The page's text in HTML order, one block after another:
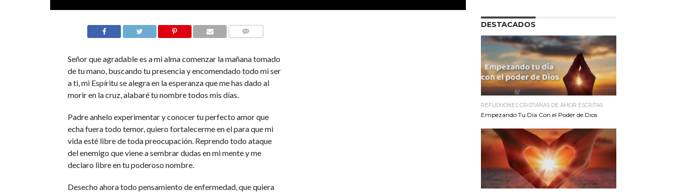
Señor que agradable es a mi alma comenzar la mañana tomado
de tu mano, buscando tu presencia y encomendado todo mi ser
a ti, mi Espíritu se alegra en la esperanza que me has dado al
morir en la cruz, alabaré tu nombre todos mis días.
Padre anhelo experimentar y conocer tu perfecto amor que
echa fuera todo temor, quiero fortalecerme en el para que mi
vida esté libre de toda preocupación. Reprendo todo ataque
del enemigo que viene a sembrar dudas en mi mente y me
declaro libre en tu poderoso nombre.
Desecho ahora todo pensamiento de enfermedad, que quiera
DESTACADOS
REFLEXIONES CRISTIANAS DE AMOR ESCRITAS
Empezando Tu Día Con el Poder de Dios